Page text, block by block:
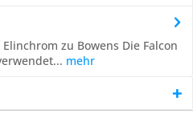
Elinchrom zu Bowens Die Falcon
mehr